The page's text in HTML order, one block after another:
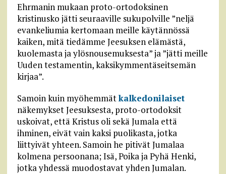
Ehrmanin mukaan proto-ortodoksinen
kristinusko jätti seuraaville sukupolville ”neljä
evankeliumia kertomaan meille käytännössä
kaiken, mitä tiedämme Jeesuksen elämästä,
kuolemasta ja ylösnousemuksesta” ja ”jätti meille
Uuden testamentin, kaksikymmentäseitsemän
kirjaa”.
Samoin kuin myöhemmätkalkedonilaiset
näkemykset Jeesuksesta, proto-ortodoksit
uskoivat, että Kristus oli sekä Jumala että
ihminen, eivät vain kaksi puolikasta, jotka
liittyivät yhteen. Samoin he pitivät Jumalaa
kolmena persoonana; Isä, Poika ja Pyhä Henki,
jotka yhdessä muodostavat yhden Jumalan.